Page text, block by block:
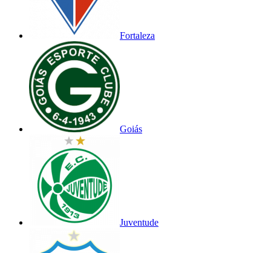
Fortaleza
Goiás
Juventude